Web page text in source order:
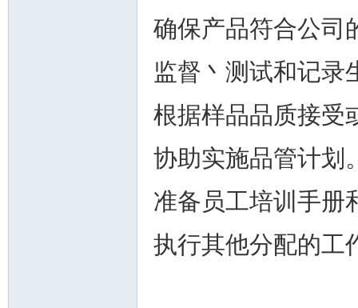
确保产品符合公司
监督丶测试和记录
根据样品品质接受
协助实施品管计划
准备员工培训手册
执行其他分配的工